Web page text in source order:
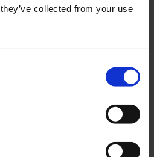
collected from your use